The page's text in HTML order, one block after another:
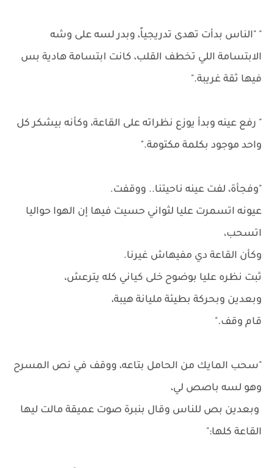
" "الناس بدأت تهدى تدريجياً، وبدر لسه على وشه
الابتسامة اللي تخطف القلب، كانت ابتسامة هادية بس
فيها ثقة غريبة."
" رفع عينه وبدأ يوزع نظراته على القاعة، وكأنه بيشكر كل
واحد موجود بكلمة مكتومة."
"وفجأة، لفت عينه ناحيتنا.. ووقفت.
عيونه اتسمرت عليا لثواني حسيت فيها إن الهوا حواليا
اتسحب،
وكأن القاعة دي مفيهاش غيرنا.
ثبت نظره عليا بوضوح خلى كياني كله يترعش،
وبعدين وبحركة بطيئة مليانة هيبة،
قام وقف."
"سحب المايك من الحامل بتاعه، ووقف في نص المسرح
وهو لسه باصص لي،
وبعدين بص للناس وقال بنبرة صوت عميقة مالت ليها
القاعة كلها:"